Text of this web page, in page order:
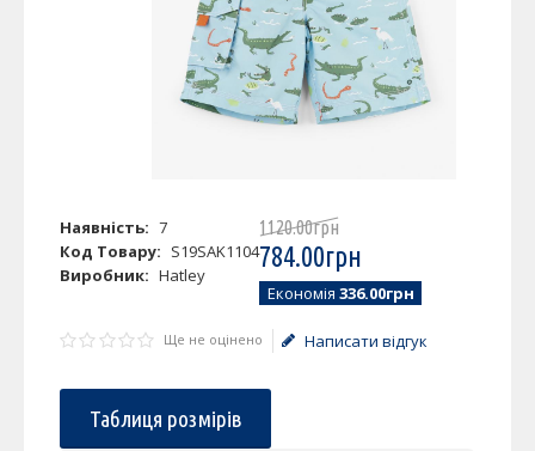
Наявність: 7
Код Товару: S19SAK1104
Виробник: Hatley
1120.00грн
784.00грн
Економія 336.00грн
Ще не оцінено Написати відгук
Таблиця розмірів